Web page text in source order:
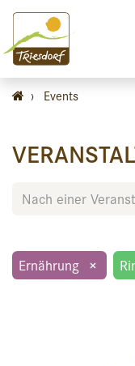
› Events
Ernährung ×